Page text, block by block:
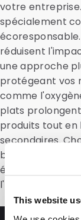
This website
votre
spécialement
réduisent
une approche
protégeant vos
comme
plats
produits tout en
secondaires.
bénéficier
élégante,
l'environnement.